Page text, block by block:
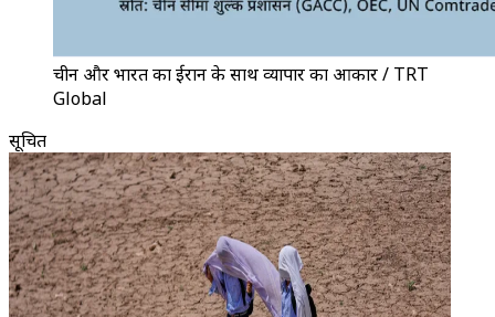
चीन और भारत का ईरान के साथ व्यापार का आकार / TRT
Global
सूचित